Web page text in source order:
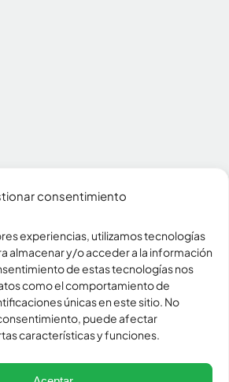
consentimiento
experiencias, utilizamos tecnologías
almacenar y/o acceder a la información
de estas tecnologías nos
como el comportamiento de
únicas en este sitio. No
puede afectar
características y funciones.